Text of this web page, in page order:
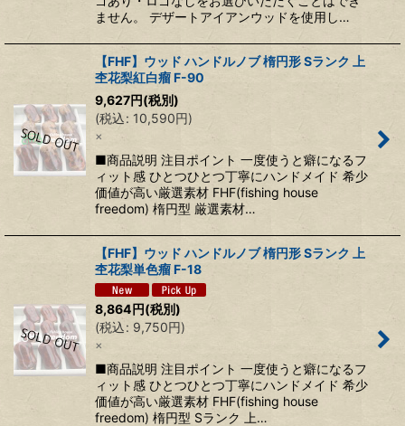
ません。 デザートアイアンウッドを使用し…
【FHF】ウッド ハンドルノブ 楕円形 Sランク 上
杢花梨紅白瘤 F-90
9,627円(税別)
(税込: 10,590円)
×
■商品説明 注目ポイント 一度使うと癖になるフ
ィット感 ひとつひとつ丁寧にハンドメイド 希少
価値が高い厳選素材 FHF(fishing house
freedom) 楕円型 厳選素材…
【FHF】ウッド ハンドルノブ 楕円形 Sランク 上
杢花梨単色瘤 F-18
8,864円(税別)
(税込: 9,750円)
×
■商品説明 注目ポイント 一度使うと癖になるフ
ィット感 ひとつひとつ丁寧にハンドメイド 希少
価値が高い厳選素材 FHF(fishing house
freedom) 楕円型 Sランク 上…